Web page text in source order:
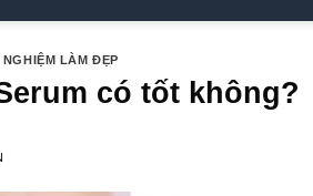
NGHIỆM LÀM ĐẸP
có tốt không?